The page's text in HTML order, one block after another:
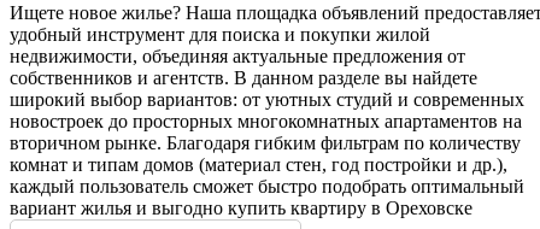
Ищете новое жилье? Наша площадка объявлений
удобный инструмент для поиска и покупки жилой
недвижимости, объединяя актуальные предложения от
собственников и агентств. В данном разделе вы найдете
широкий выбор вариантов: от уютных студий и современных
новостроек до просторных многокомнатных апартаментов на
вторичном рынке. Благодаря гибким фильтрам по количеству
комнат и типам домов (материал стен, год постройки и др.),
каждый пользователь сможет быстро подобрать оптимальный
вариант жилья и выгодно купить квартиру в Ореховске